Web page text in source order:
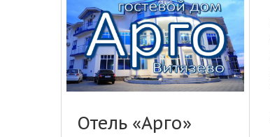
Отель «Арго»